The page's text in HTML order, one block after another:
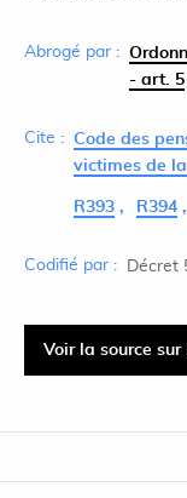
Abrogé par :
- art. 5
Cite : Code des
victimes de
R393 R394
Codifié par : Décret
Voir la source